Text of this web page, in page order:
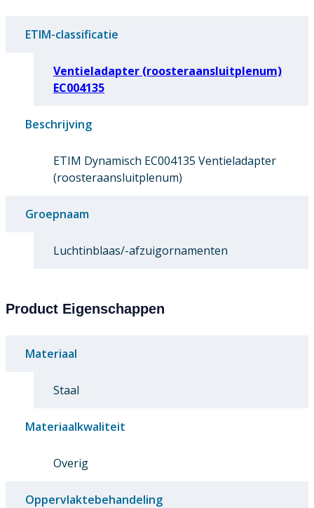
ETIM-classificatie
Ventieladapter (roosteraansluitplenum)
EC004135
Beschrijving
ETIM Dynamisch EC004135 Ventieladapter
(roosteraansluitplenum)
Groepnaam
Luchtinblaas/-afzuigornamenten
Product Eigenschappen
Materiaal
Staal
Materiaalkwaliteit
Overig
Oppervlaktebehandeling